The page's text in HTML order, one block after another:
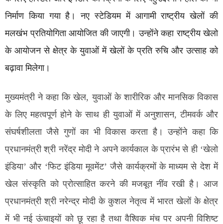
निर्माण किया गया है। नए स्टेडियम में आगामी राष्ट्रीय खेलों की
मलखंभ प्रतियोगिता आयोजित की जाएगी। उन्होंने कहा राष्ट्रीय खेलो
के आयोजन से क्षेत्र के युवाओं में खेलों के प्रति रुचि और उत्साह को
बढ़ावा मिलेगा।
मुख्यमंत्री ने कहा कि खेल, युवाओं के शारीरिक और मानसिक विकास
के लिए महत्वपूर्ण होने के साथ ही युवाओं में अनुशासन, टीमवर्क और
संघर्षशीलता जैसे गुणों का भी विकास करता है। उन्होंने कहा कि
प्रधानमंत्री श्री नरेंद्र मोदी ने अपने कार्यकाल के प्रारंभ से ही ‘खेलो
इंडिया’ और ‘फिट इंडिया मूवमेंट’ जैसे कार्यक्रमों के माध्यम से देश में
खेल संस्कृति को प्रोत्साहित करने की मजबूत नींव रखी है। आज
प्रधानमंत्री श्री नरेन्द्र मोदी के कुशल नेतृत्व में भारत खेलों के क्षेत्र
में भी नई ऊंचाइयों को छू रहा है तथा वैश्विक मंच पर अपनी विशिष्ट